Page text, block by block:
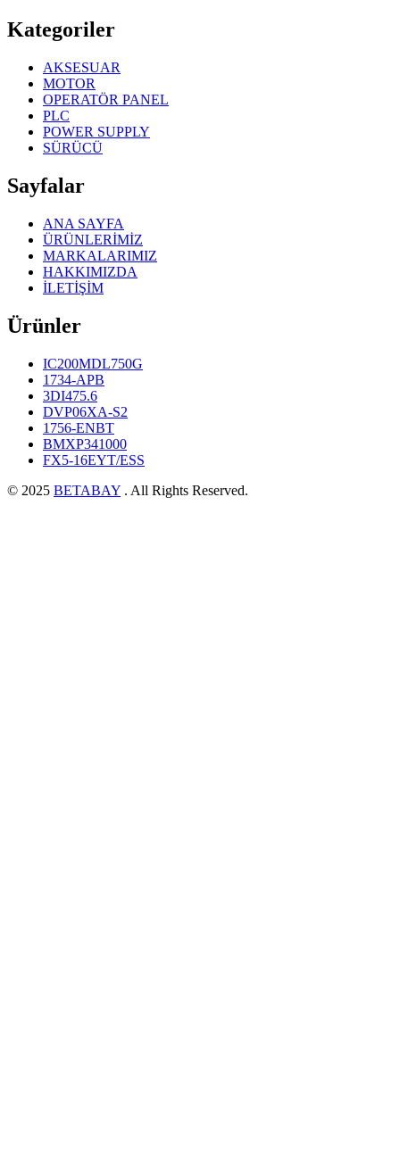
Kategoriler
AKSESUAR
MOTOR
OPERATÖR PANEL
PLC
POWER SUPPLY
SÜRÜCÜ
Sayfalar
ANA SAYFA
ÜRÜNLERİMİZ
MARKALARIMIZ
HAKKIMIZDA
İLETİŞİM
Ürünler
IC200MDL750G
1734-APB
3DI475.6
DVP06XA-S2
1756-ENBT
BMXP341000
FX5-16EYT/ESS
© 2025 BETABAY . All Rights Reserved.